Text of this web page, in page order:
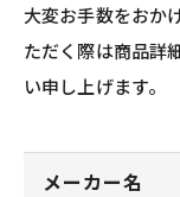
大変お手数をおか
ただく際は商品詳
い申し上げます。
メーカー名